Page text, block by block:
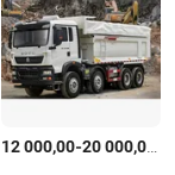
/Pièce
12 000,00-20 000,00